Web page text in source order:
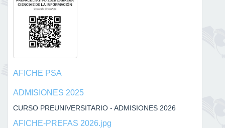
AFICHE PSA
ADMISIONES 2025
CURSO PREUNIVERSITARIO - ADMISIONES 2026
AFICHE-PREFAS 2026.jpg